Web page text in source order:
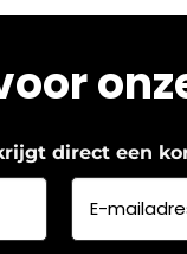
direct een